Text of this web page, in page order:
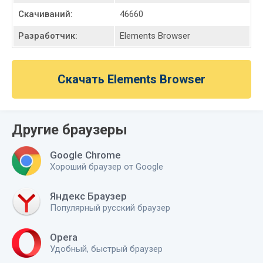
работе с Elements ночью.
В обозреватель можно установить множество
красивых обоев, позволяющих изменить стиль
Преимущества Elements Browser
Быстрая работа на слабых машинах;
Красочный настраиваемый интерфейс;
Пользовательская лента новостей.
Скачиваний: 46660
Разработчик: Elements Browser
Скачать Elements Browser
Другие браузеры
Google Chrome
Хороший браузер от Google
Яндекс Браузер
Популярный русский браузер
Opera
Удобный, быстрый браузер